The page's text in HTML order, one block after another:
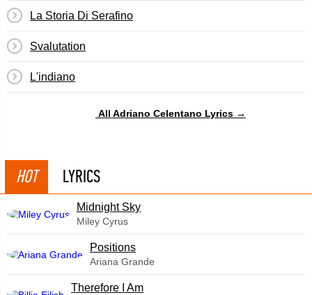
La Storia Di Serafino
Svalutation
L'indiano
All Adriano Celentano Lyrics →
HOT LYRICS
Midnight Sky
Miley Cyrus
​Positions
Ariana Grande
Therefore I Am